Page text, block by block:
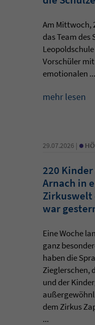
Am Mittwoch,
das Team
Vorschüler
emotionalen ...
mehr lesen
29.07.2026 | •
220
Arnach in
Zirkuswelt
war
Eine Woche
ganz
haben die
Zieglerschen,
und der
dem Zirkus
...